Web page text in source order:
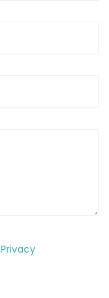
Privacy